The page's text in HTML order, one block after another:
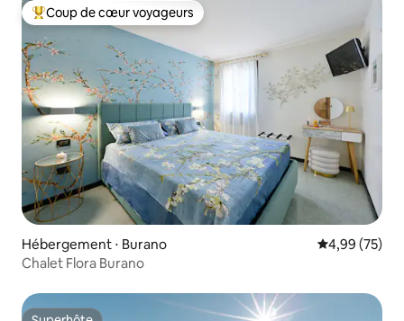
Coups de cœur voyageurs les plus appréciés
Coup de cœur voyageurs
Hébergement ⋅ Burano Évaluation
4,99 (75)
Chalet Flora Burano